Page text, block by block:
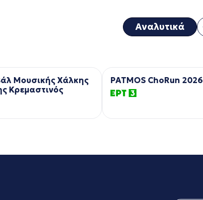
Αναλυτικά
Μουσικής Χάλκης
Κρεμαστινός
PATMOS ChoRun 2026